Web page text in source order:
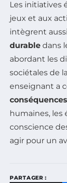
Les initiatives
jeux et aux
intègrent
durable dans
abordant les
sociétales de
enseignant a
humaines, les
conscience
agir pour un
PARTAGER :